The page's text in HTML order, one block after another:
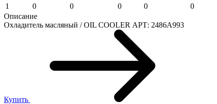
1
0 0 0 0
0
Описание
Охладитель масляный / OIL COOLER АРТ: 2486A993
Купить